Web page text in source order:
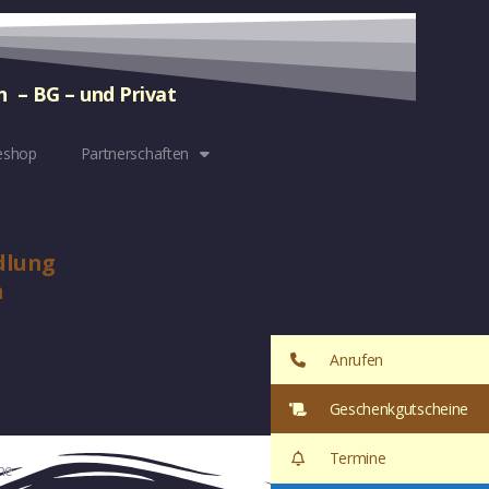
– BG – und Privat
Partnerschaften
Anrufen
Geschenkgutscheine
Termine